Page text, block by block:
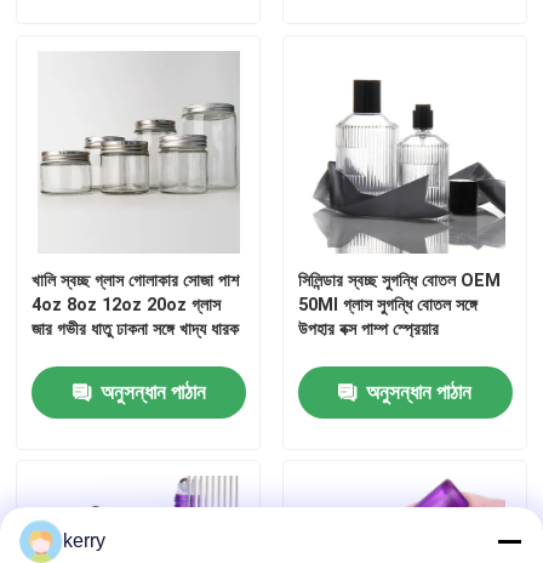
মান নিয়ন্ত্রণ
উদ্ধৃতির জন্য আবেদন
কাচের বোতল
গ্লাস কাপ
খালি স্বচ্ছ গ্লাস গোলাকার সোজা পাশ
4oz 8oz 12oz 20oz গ্লাস
জার গভীর ধাতু ঢাকনা সঙ্গে খাদ্য ধারক
অনুসন্ধান পাঠান
সিলিন্ডার স্বচ্ছ সুগন্ধি বোতল OEM
50Ml গ্লাস সুগন্ধি বোতল সঙ্গে
উপহার বক্স পাম্প স্প্রেয়ার
অনুসন্ধান পাঠান
kerry